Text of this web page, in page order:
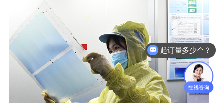
起订量多少个？